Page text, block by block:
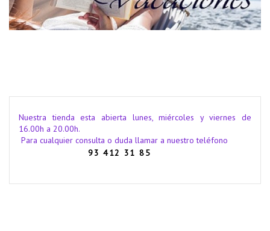
Nuestra tienda esta abierta lunes, miércoles y viernes de
16.00h a 20.00h.
Para cualquier consulta o duda llamar a nuestro teléfono
93 412 31 85